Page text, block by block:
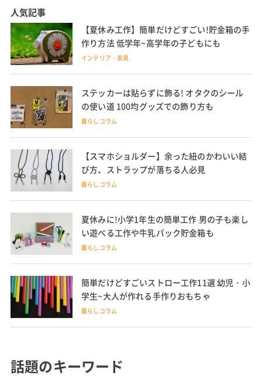
人気記事
【夏休み工作】簡単だけどすごい!貯金箱の手
作り方法 低学年~高学年の子どもにも
インテリア・家具
ステッカーは貼らずに飾る! オタクのシール
の使い道 100均グッズでの飾り方も
暮らしコラム
【スマホショルダー】余った紐のかわいい結
び方、ストラップが落ちる人必見
暮らしコラム
夏休みに!小学1年生の簡単工作 男の子も楽し
い遊べる工作や牛乳パック貯金箱も
暮らしコラム
簡単だけどすごいストロー工作11選 幼児・小
学生~大人が作れる手作りおもちゃ
暮らしコラム
話題のキーワード